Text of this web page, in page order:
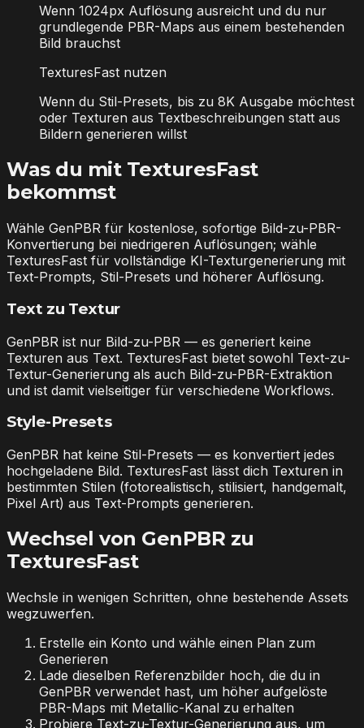
Wenn 1024px Auflösung ausreicht und du nur
grundlegende PBR-Maps aus einem bestehenden
Bild brauchst
TexturesFast nutzen
Wenn du Stil-Presets, bis zu 8K Ausgabe möchtest
oder Texturen aus Textbeschreibungen statt aus
Bildern generieren willst
Was du mit TexturesFast
bekommst
Wähle GenPBR für kostenlose, sofortige Bild-zu-PBR-
Konvertierung bei niedrigeren Auflösungen; wähle
TexturesFast für vollständige KI-Texturgenerierung mit
Text-Prompts, Stil-Presets und höherer Auflösung.
Text zu Textur
GenPBR ist nur Bild-zu-PBR — es generiert keine
Texturen aus Text. TexturesFast bietet sowohl Text-zu-
Textur-Generierung als auch Bild-zu-PBR-Extraktion
und ist damit vielseitiger für verschiedene Workflows.
Style-Presets
GenPBR hat keine Stil-Presets — es konvertiert jedes
hochgeladene Bild. TexturesFast lässt dich Texturen in
bestimmten Stilen (fotorealistisch, stilisiert, handgemalt,
Pixel Art) aus Text-Prompts generieren.
Wechsel von GenPBR zu
TexturesFast
Wechsle in wenigen Schritten, ohne bestehende Assets
wegzuwerfen.
Erstelle ein Konto und wähle einen Plan zum
Generieren
Lade dieselben Referenzbilder hoch, die du in
GenPBR verwendet hast, um höher aufgelöste
PBR-Maps mit Metallic-Kanal zu erhalten
Probiere Text-zu-Textur-Generierung aus, um